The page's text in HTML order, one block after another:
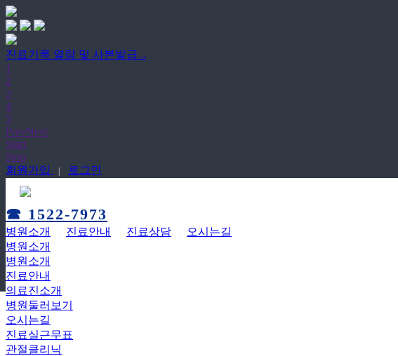
진료기록 열람 및 사본발급 ..
1
2
3
4
5
PrevNext
Start
Stop
회원가입
로그인
☎ 1522-7973
병원소개 진료안내 진료상담
오시는길
병원소개
병원소개
진료안내
의료진소개
병원둘러보기
오시는길
진료실근무표
관절클리닉